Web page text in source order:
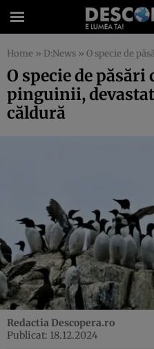
Home » D:News » O specie de păsări care
O specie de păsări
pinguinii,
căldură
Redactia Descopera.ro
Publicat: 18.12.2024